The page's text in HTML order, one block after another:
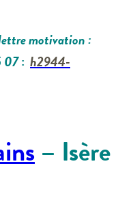
motivation:
07: h2944-
– Isère